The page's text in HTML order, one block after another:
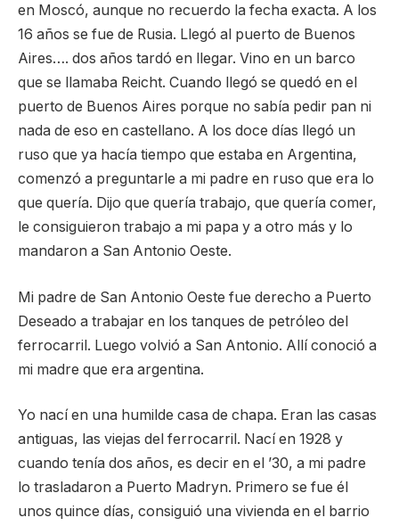
en Moscó, aunque no recuerdo la fecha exacta. A los
16 años se fue de Rusia. Llegó al puerto de Buenos
Aires…. dos años tardó en llegar. Vino en un barco
que se llamaba Reicht. Cuando llegó se quedó en el
puerto de Buenos Aires porque no sabía pedir pan ni
nada de eso en castellano. A los doce días llegó un
ruso que ya hacía tiempo que estaba en Argentina,
comenzó a preguntarle a mi padre en ruso que era lo
que quería. Dijo que quería trabajo, que quería comer,
le consiguieron trabajo a mi papa y a otro más y lo
mandaron a San Antonio Oeste.
Mi padre de San Antonio Oeste fue derecho a Puerto
Deseado a trabajar en los tanques de petróleo del
ferrocarril. Luego volvió a San Antonio. Allí conoció a
mi madre que era argentina.
Yo nací en una humilde casa de chapa. Eran las casas
antiguas, las viejas del ferrocarril. Nací en 1928 y
cuando tenía dos años, es decir en el ’30, a mi padre
lo trasladaron a Puerto Madryn. Primero se fue él
unos quince días, consiguió una vivienda en el barrio